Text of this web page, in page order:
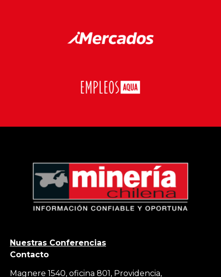
Nuestras Conferencias
Contacto
Magnere 1540, oficina 801, Providencia,